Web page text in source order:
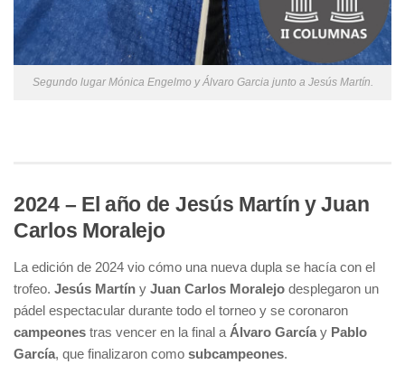
Segundo lugar Mónica Engelmo y Álvaro Garcia junto a Jesús Martín.
2024 – El año de Jesús Martín y Juan
Carlos Moralejo
La edición de 2024 vio cómo una nueva dupla se hacía con el
trofeo. Jesús Martín y Juan Carlos Moralejo desplegaron un
pádel espectacular durante todo el torneo y se coronaron
campeones tras vencer en la final a Álvaro García y Pablo
García, que finalizaron como subcampeones.